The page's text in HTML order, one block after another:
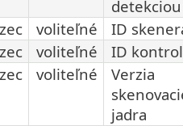
detekciou
voliteľné
ID
voliteľné
ID
voliteľné
Verzia
jadra